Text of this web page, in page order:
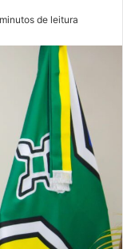
de leitura